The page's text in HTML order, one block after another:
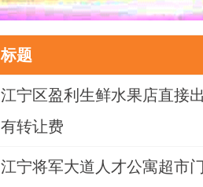
标题
江宁区盈利生鲜水果店直接
有转让费
江宁将军大道人才公寓超市